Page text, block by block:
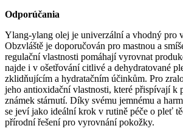
Odporúčania
Ylang-ylang olej je univerzální a vhodný pro
Obzvláště je doporučován pro mastnou a
regulační vlastnosti pomáhají vyrovnat
najde i v ošetřování citlivé a dehydratované
zklidňujícím a hydratačním účinkům. Pro
jeho antioxidační vlastnosti, které přispívají k
známek stárnutí. Díky svému jemnému a
se jeví jako ideální krok v rutině péče o pleť
přírodní řešení pro vyrovnání pokožky.